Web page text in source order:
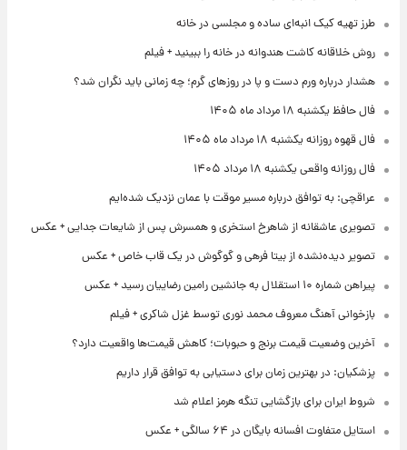
طرز تهیه کیک انبه‌ای ساده و مجلسی در خانه
روش خلاقانه کاشت هندوانه در خانه را ببینید + فیلم
هشدار درباره ورم دست و پا در روزهای گرم؛ چه زمانی باید نگران شد؟
فال حافظ یکشنبه ۱۸ مرداد ماه ۱۴۰۵
فال قهوه روزانه یکشنبه ۱۸ مرداد ماه ۱۴۰۵
فال روزانه واقعی یکشنبه ۱۸ مرداد ۱۴۰۵
عراقچی: به توافق درباره مسیر موقت با عمان نزدیک شده‌ایم
تصویری عاشقانه از شاهرخ استخری و همسرش پس از شایعات جدایی + عکس
تصویر دیده‌نشده از بیتا فرهی و گوگوش در یک قاب خاص + عکس
پیراهن شماره ۱۰ استقلال به جانشین رامین رضاییان رسید + عکس
بازخوانی آهنگ معروف محمد نوری توسط غزل شاکری + فیلم
آخرین وضعیت قیمت برنج و حبوبات؛ کاهش قیمت‌ها واقعیت دارد؟
پزشکیان: در بهترین زمان برای دستیابی به توافق قرار داریم
شروط ایران برای بازگشایی تنگه هرمز اعلام شد
استایل متفاوت افسانه بایگان در ۶۴ سالگی + عکس